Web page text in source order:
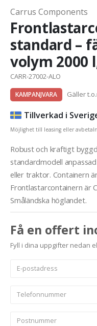
Carrus Components
standard –
volym 2000
CARR-27002-ALO
KAMPANJVARA Gäller
Tillverkad i
Möjlighet till leasing eller
Robust och kraftigt
standardmodell
eller traktor. Containern
Frontlastarcontainern är
Småländska höglandet.
Få en offert
Fyll i dina uppgifter nedan